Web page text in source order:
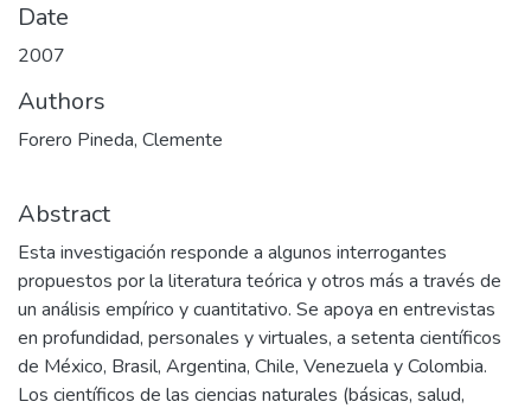
Date
2007
Authors
Forero Pineda, Clemente
Abstract
Esta investigación responde a algunos interrogantes
propuestos por la literatura teórica y otros más a través de
un análisis empírico y cuantitativo. Se apoya en entrevistas
en profundidad, personales y virtuales, a setenta científicos
de México, Brasil, Argentina, Chile, Venezuela y Colombia.
Los científicos de las ciencias naturales (básicas, salud,